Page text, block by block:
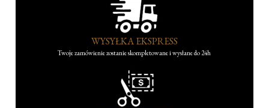
WYSYŁKA EKSPRESS
Twoje zamówienie zostanie skompletowane i wysłane do 24h